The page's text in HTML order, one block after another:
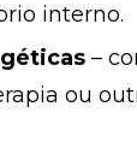
interno.
–
ou